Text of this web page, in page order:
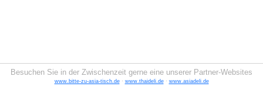
Besuchen Sie in der Zwischenzeit gerne eine unserer Partner-Websites
www.bitte-zu-asia-tisch.de· www.thaideli.de· www.asiadeli.de